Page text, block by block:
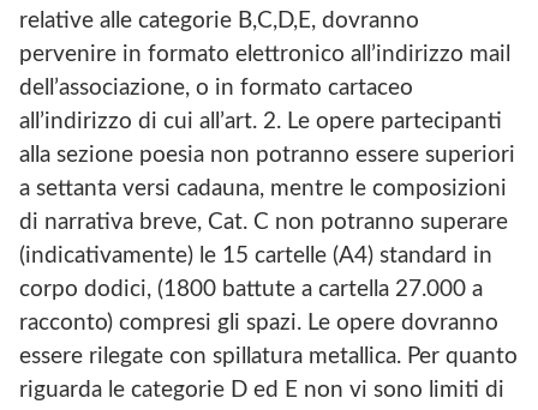
relative alle categorie B,C,D,E, dovranno
pervenire in formato elettronico all’indirizzo mail
dell’associazione, o in formato cartaceo
all’indirizzo di cui all’art. 2. Le opere partecipanti
alla sezione poesia non potranno essere superiori
a settanta versi cadauna, mentre le composizioni
di narrativa breve, Cat. C non potranno superare
(indicativamente) le 15 cartelle (A4) standard in
corpo dodici, (1800 battute a cartella 27.000 a
racconto) compresi gli spazi. Le opere dovranno
essere rilegate con spillatura metallica. Per quanto
riguarda le categorie D ed E non vi sono limiti di